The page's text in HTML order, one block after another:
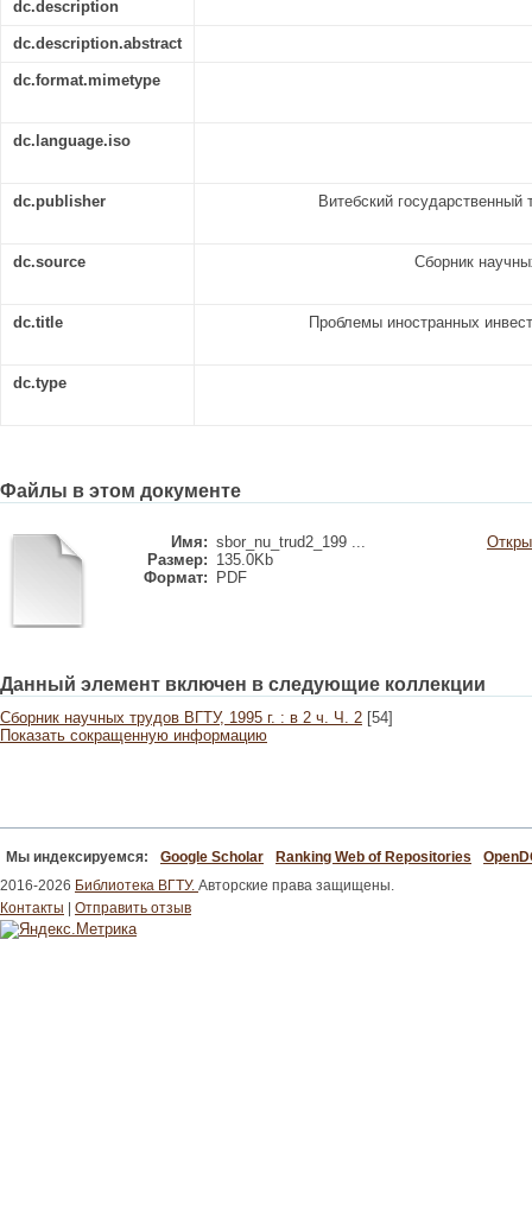
dc.description
dc.description.abstract
dc.format.mimetype
dc.language.iso
dc.publisher Витебский государственный
dc.source Сборник
dc.title Проблемы иностранных
dc.type
Файлы в этом документе
Имя: sbor_nu_trud2_199 ...
Размер: 135.0Kb
Формат:
PDF
Данный элемент включен в следующие коллекции
Сборник научных трудов ВГТУ, 1995 г. : в 2 ч. Ч. 2 [54]
Показать сокращенную информацию
Мы индексируемся: Google Scholar Ranking Web of Repositories
2016-2026 Библиотека ВГТУ. Авторские права защищены.
Контакты
Отправить отзыв